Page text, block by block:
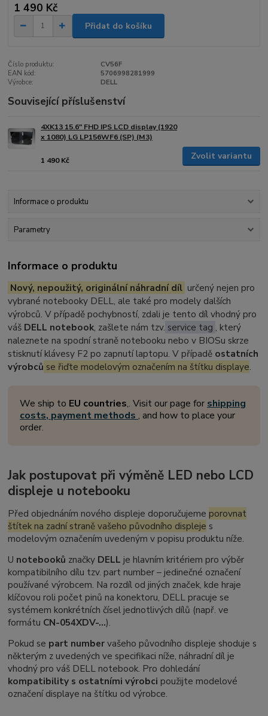
1 490 Kč
Přidat do košíku
Číslo produktu:
CV56F
EAN kód:
5706998281999
Výrobce:
DELL
Související příslušenství
4XK13 15.6" FHD IPS LCD display (1920
x 1080) LG LP156WF6 (SP) (M3)
1 490 Kč Zvolit variantu
Informace o produktu
Parametry
Informace o produktu
Nový, nepoužitý, originální náhradní díl určený nejen pro
vybrané notebooky DELL, ale také pro modely dalších
výrobců. V případě pochybností, zdali je tento díl vhodný pro
váš DELL notebook, zašlete nám tzv. service tag , který
naleznete na spodní straně notebooku nebo v BIOSu skrze
stisknutí klávesy F2 po zapnutí laptopu. V případě ostatních
výrobců se řiďte modelovým označením na štítku displaye.
We ship to EU countries,. Visit our page for shipping
costs, payment methods, and how to place your
order.
Jak postupovat při výměně LED nebo LCD
displeje u notebooku
Před objednáním nového displeje doporučujeme porovnat
štítek na zadní straně vašeho původního displeje s
modelovým označením uvedeným v popisu produktu níže.
U notebooků značky DELL je hlavním kritériem pro výběr
kompatibilního dílu tzv. part number– jedinečné označení
používané výrobcem. Na rozdíl od jiných značek, kde hraje
klíčovou roli počet pinů na konektoru, DELL pracuje se
systémem konkrétních čísel jednotlivých dílů (např. ve
formátu CN-054XDV-...).
Pokud se part numbervašeho původního displeje shoduje s
některým z uvedených ve specifikaci níže, náhradní díl je
vhodný pro váš DELL notebook. Pro dohledání
kompatibility s ostatními výrobci použijte modelové
označení displaye na štítku od výrobce.